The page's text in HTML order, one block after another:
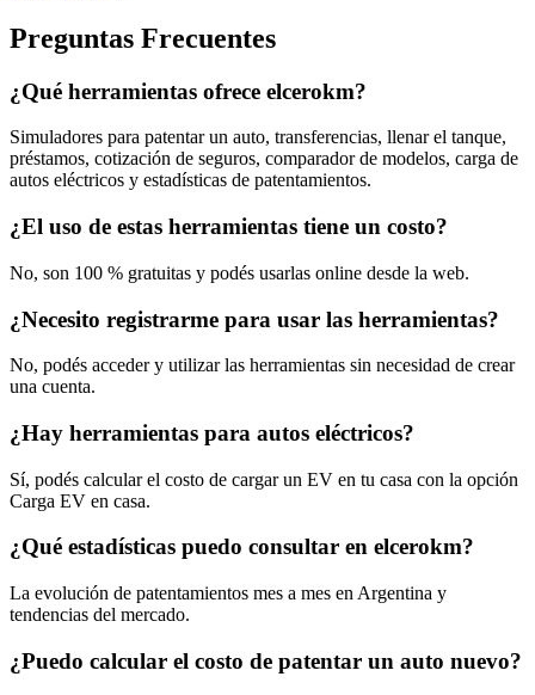
Preguntas Frecuentes
¿Qué herramientas ofrece elcerokm?
Simuladores para patentar un auto, transferencias, llenar el tanque,
préstamos, cotización de seguros, comparador de modelos, carga de
autos eléctricos y estadísticas de patentamientos.
¿El uso de estas herramientas tiene un costo?
No, son 100 % gratuitas y podés usarlas online desde la web.
¿Necesito registrarme para usar las herramientas?
No, podés acceder y utilizar las herramientas sin necesidad de crear
una cuenta.
¿Hay herramientas para autos eléctricos?
Sí, podés calcular el costo de cargar un EV en tu casa con la opción
Carga EV en casa.
¿Qué estadísticas puedo consultar en elcerokm?
La evolución de patentamientos mes a mes en Argentina y
tendencias del mercado.
¿Puedo calcular el costo de patentar un auto nuevo?